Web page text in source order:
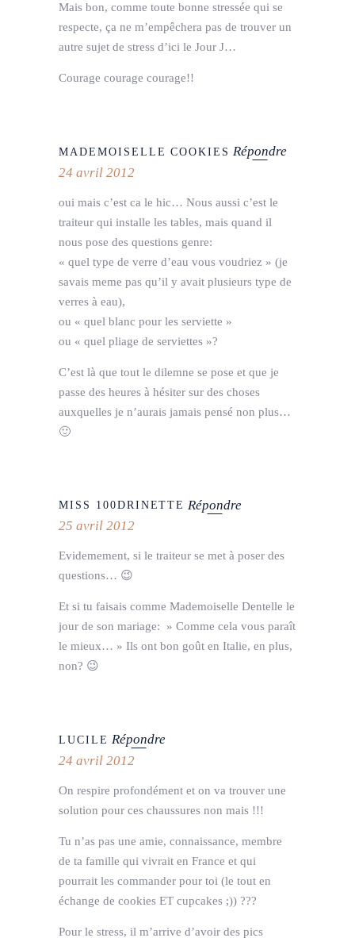
Mais bon, comme toute bonne stressée qui se
respecte, ça ne m’empêchera pas de trouver un
autre sujet de stress d’ici le Jour J…
Courage courage courage!!
MADEMOISELLE COOKIES Répondre
24 avril 2012
oui mais c’est ca le hic… Nous aussi c’est le
traiteur qui installe les tables, mais quand il
nous pose des questions genre:
« quel type de verre d’eau vous voudriez » (je
savais meme pas qu’il y avait plusieurs type de
verres à eau),
ou « quel blanc pour les serviette »
ou « quel pliage de serviettes »?
C’est là que tout le dilemne se pose et que je
passe des heures à hésiter sur des choses
auxquelles je n’aurais jamais pensé non plus…
🙂
MISS 100DRINETTE Répondre
25 avril 2012
Evidemement, si le traiteur se met à poser des
questions… 😉
Et si tu faisais comme Mademoiselle Dentelle le
jour de son mariage: » Comme cela vous paraît
le mieux… » Ils ont bon goût en Italie, en plus,
non? 😉
LUCILE Répondre
24 avril 2012
On respire profondément et on va trouver une
solution pour ces chaussures non mais !!!
Tu n’as pas une amie, connaissance, membre
de ta famille qui vivrait en France et qui
pourrait les commander pour toi (le tout en
échange de cookies ET cupcakes ;)) ???
Pour le stress, il m’arrive d’avoir des pics